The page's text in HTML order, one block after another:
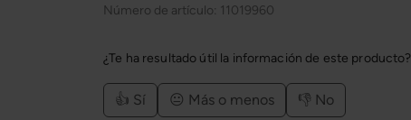
Número de artículo: 11019960
¿Te ha resultado útil la información de este producto?
👍 Sí 😐 Más o menos 👎 No